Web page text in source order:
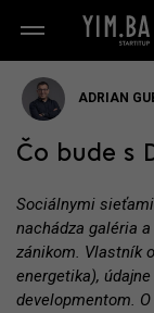
ADRIAN
Čo bude s
Sociálnymi
nachádza galéria
zánikom. Vlastník
energetika),
developmentom.